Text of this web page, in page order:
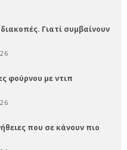
Γιατί συμβαίνουν
φούρνου με ντιπ
που σε κάνουν πιο